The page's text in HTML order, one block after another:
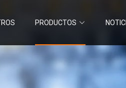
PRODUCTOS